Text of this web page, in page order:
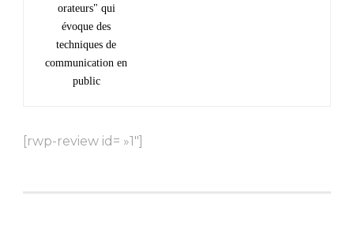
orateurs" qui
évoque des
techniques de
communication en
public
[rwp-review id= »1″]